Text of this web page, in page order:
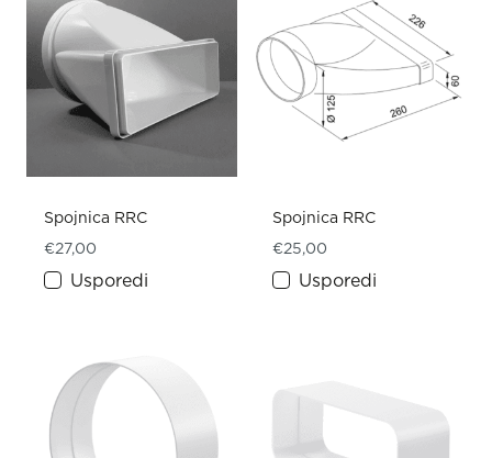
Spojnica RRC
€27,00
Usporedi
Spojnica RRC
€25,00
Usporedi